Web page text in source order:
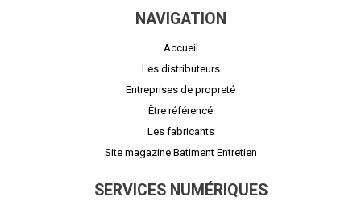
NAVIGATION
Accueil
Les distributeurs
Entreprises de propreté
Être référencé
Les fabricants
Site magazine Batiment Entretien
SERVICES NUMÉRIQUES